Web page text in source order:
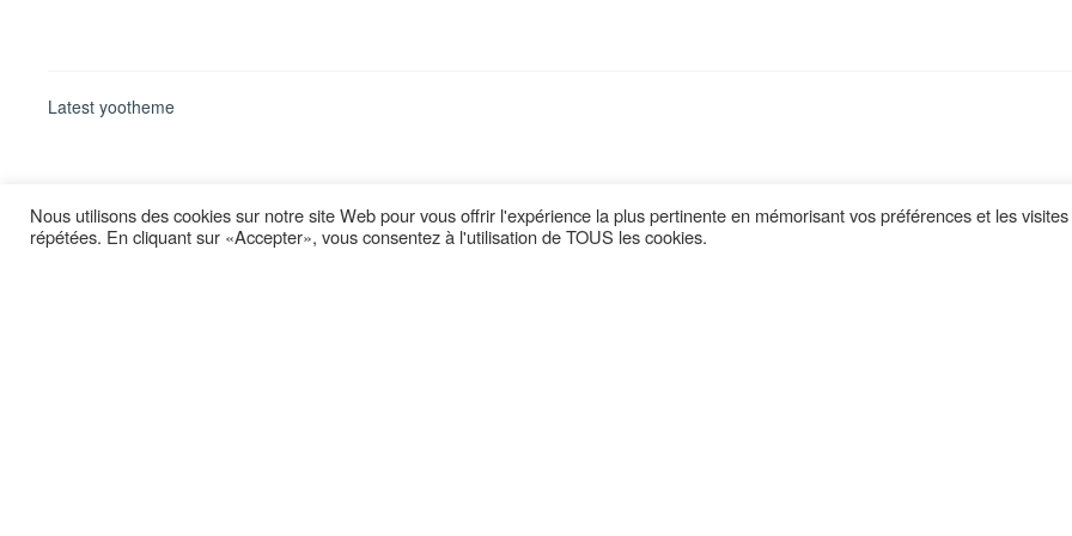
Latest yootheme
Nous utilisons des cookies sur notre site Web pour vous offrir l'expérience la plus pertinente en mémorisant vos préférences et les visites
répétées. En cliquant sur «Accepter», vous consentez à l'utilisation de TOUS les cookies.